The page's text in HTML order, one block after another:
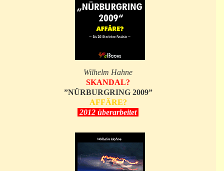
Wilhelm Hahne
SKANDAL?
”NÜRBURGRING 2009”
AFFÄRE?
2012 überarbeitet